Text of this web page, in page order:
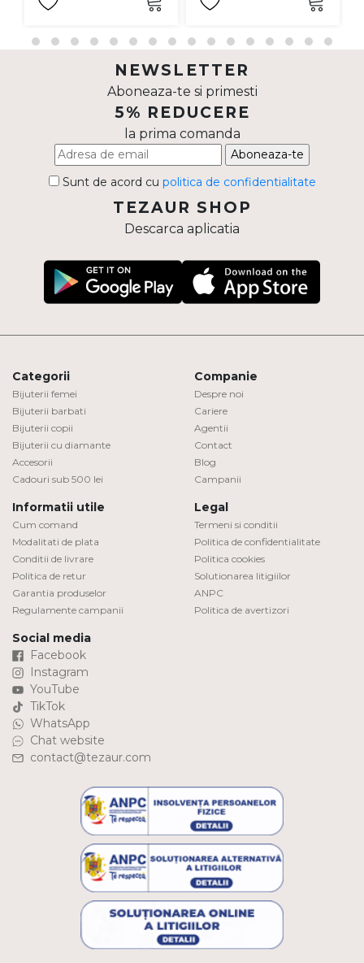
NEWSLETTER
Aboneaza-te si primesti
5% REDUCERE
la prima comanda
Aboneaza-te
Sunt de acord cu politica de confidentialitate
TEZAUR SHOP
Descarca aplicatia
Categorii
Bijuterii femei
Bijuterii barbati
Bijuterii copii
Bijuterii cu diamante
Accesorii
Cadouri sub 500 lei
Companie
Despre noi
Cariere
Agentii
Contact
Blog
Campanii
Informatii utile
Cum comand
Modalitati de plata
Conditii de livrare
Politica de retur
Garantia produselor
Regulamente campanii
Legal
Termeni si conditii
Politica de confidentialitate
Politica cookies
Solutionarea litigiilor
ANPC
Politica de avertizori
Social media
Facebook
Instagram
YouTube
TikTok
WhatsApp
Chat website
contact@tezaur.com